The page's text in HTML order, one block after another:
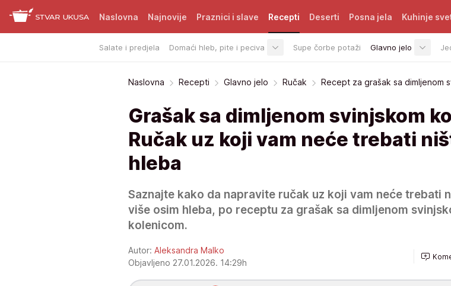
Naslovna Najnovije Praznici i slave Recepti
Salate i predjela Domaći hleb, pite i peciva Supe čorbe potaži Glavno jelo
Deserti Posna jela Kuhinje
Naslovna Recepti Glavno jelo Ručak Recept za grašak sa dimljenom
Grašak sa dimljenom svinjskom
Ručak uz koji vam neće trebati
hleba
Saznajte kako da napravite ručak uz koji vam neće trebati
više osim hleba, po receptu za grašak sa dimljenom
kolenicom.
Autor: Aleksandra Malko
Objavljeno 27.01.2026. 14:29h